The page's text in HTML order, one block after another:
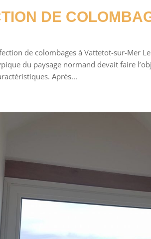
DE
de colombages à Vattetot-sur-Mer
du paysage normand devait faire
Après...